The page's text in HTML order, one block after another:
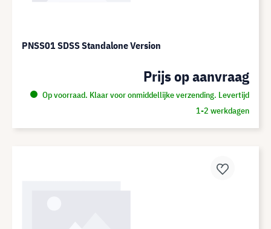
PNSS01 SDSS Standalone Version
Prijs op aanvraag
Op voorraad. Klaar voor onmiddellijke verzending. Levertijd
1-2 werkdagen